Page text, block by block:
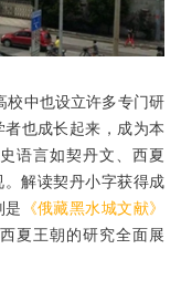
校中也设立许多专门研
也成长起来，成为本
语言如契丹文、西夏
解读契丹小字获得成
是
《俄藏黑水城文献》
夏王朝的研究全面展